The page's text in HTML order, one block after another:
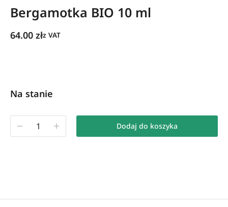
Bergamotka BIO 10 ml
64.00 złz VAT
Na stanie
Dodaj do koszyka